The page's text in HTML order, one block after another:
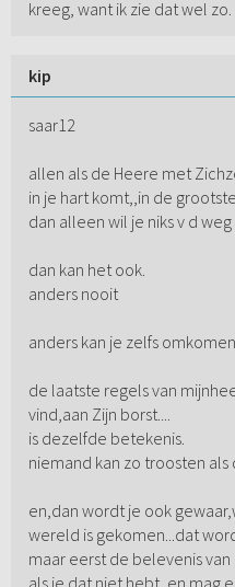
kreeg, want ik zie dat wel zo.
kip
saar12
allen als de Heere met
in je hart komt,,in de
dan alleen wil je niks v d weg
dan kan het ook.
anders nooit
anders kan je zelfs omkomen
de laatste regels van
vind,aan Zijn borst....
is dezelfde betekenis.
niemand kan zo troosten als
en,dan wordt je ook
wereld is gekomen...dat
maar eerst de belevenis
als je dat niet hebt, en mag